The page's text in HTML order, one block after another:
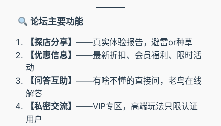
论坛主要功能
【探店分享】 ——真实体验报告，避雷or种草
【优惠信息】 ——最新折扣、会员福利、限时活
动
【问答互助】 ——有啥不懂的直接问，老鸟在线
解答
【私密交流】 ——VIP专区，高端玩法只限认证
用户